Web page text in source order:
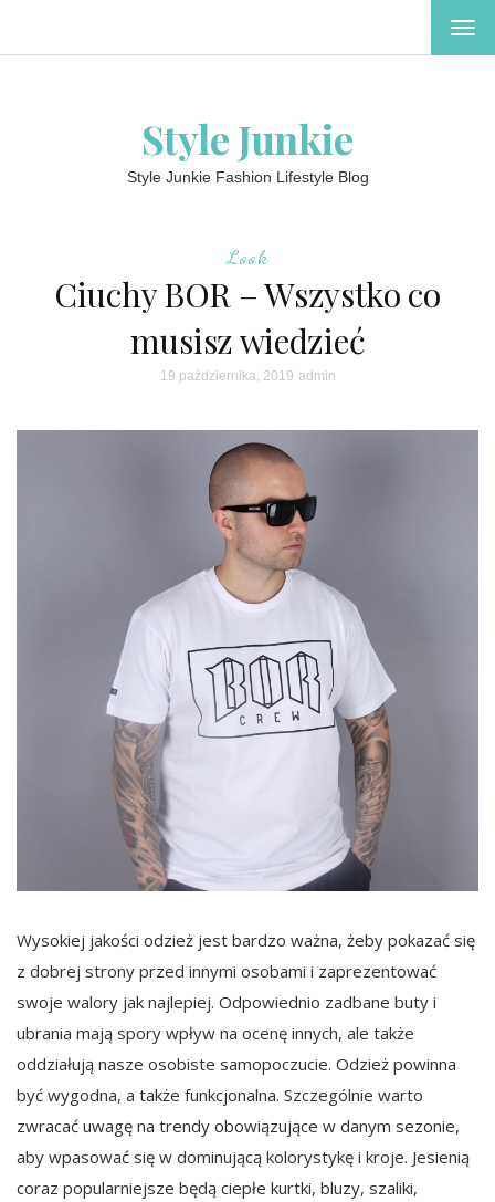
Style Junkie
Style Junkie Fashion Lifestyle Blog
Look
Ciuchy BOR – Wszystko co
musisz wiedzieć
19 października, 2019 admin
Wysokiej jakości odzież jest bardzo ważna, żeby pokazać się
z dobrej strony przed innymi osobami i zaprezentować
swoje walory jak najlepiej. Odpowiednio zadbane buty i
ubrania mają spory wpływ na ocenę innych, ale także
oddziałują nasze osobiste samopoczucie. Odzież powinna
być wygodna, a także funkcjonalna. Szczególnie warto
zwracać uwagę na trendy obowiązujące w danym sezonie,
aby wpasować się w dominującą kolorystykę i kroje. Jesienią
coraz popularniejsze będą ciepłe kurtki, bluzy, szaliki,